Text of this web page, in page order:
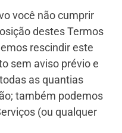
você não cumprir
destes Termos
rescindir este
sem aviso prévio e
as quantias
também podemos
(ou qualquer